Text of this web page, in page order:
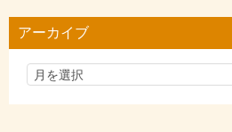
リ
アーカイブ